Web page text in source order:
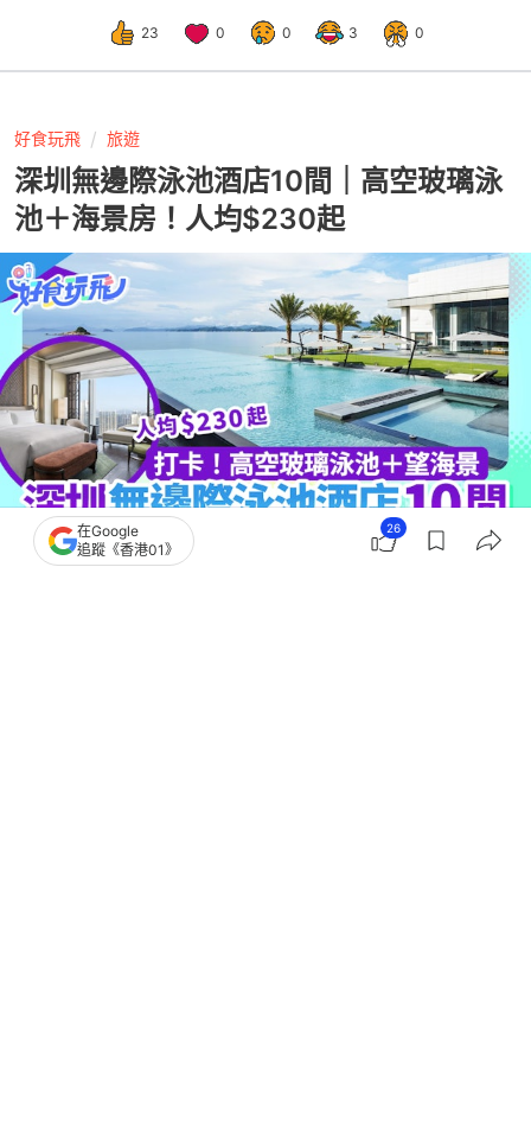
23 0 0 3 0
好食玩飛 旅遊
深圳無邊際泳池酒店10間｜高空玻璃泳
池＋海景房！人均$230起
撰文：陳映蓉
在Google
追蹤《香港01》
26